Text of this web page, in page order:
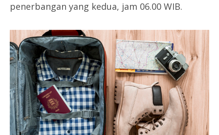
penerbangan yang kedua, jam 06.00 WIB.